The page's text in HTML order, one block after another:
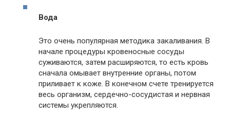
Вода
Это очень популярная методика закаливания. В
начале процедуры кровеносные сосуды
суживаются, затем расширяются, то есть кровь
сначала омывает внутренние органы, потом
приливает к коже. В конечном счете тренируется
весь организм, сердечно-сосудистая и нервная
системы укрепляются.